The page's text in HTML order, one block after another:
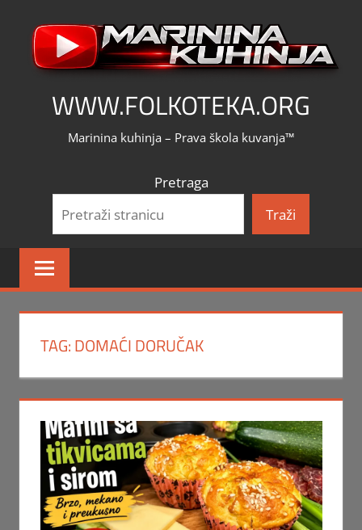
content
WWW.FOLKOTEKA.ORG
Marinina kuhinja – Prava škola kuvanja™
Pretraga
Traži
TAG:DOMAĆI DORUČAK